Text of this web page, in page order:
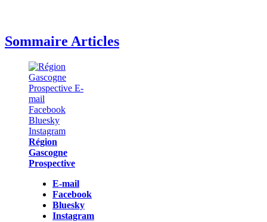
Sommaire Articles
Région
Gascogne
Prospective
E-mail
Facebook
Bluesky
Instagram